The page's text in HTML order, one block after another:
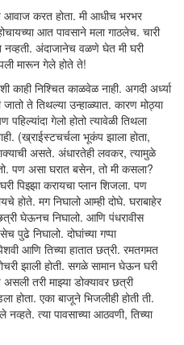
आवाज करत होता. मी आधीच भरभर
आत पावसाने मला गाठलेच. चारी
अंदाजानेच वळणे घेत मी घरी
मारून गेले होते ते!
काही निश्चित काळवेळ नाही. अगदी अर्ध्या
ते तिथल्या उन्हाळ्यात. कारण मोठ्या
गेलो होतो त्यावेळी तिथला
(ख्राईस्टचर्चला भूकंप झाला होता,
असते. अंधारतेही लवकर, त्यामुळे
पण असा घरात बसेन, तो मी कसला?
पिझ्झा करायचा प्लान शिजला. पण
होते. मग निघालो आम्ही दोघे. घराबाहेर
घेऊनच निघालो. आणि पंधरावीस
पुढे निघालो. दोघांच्या गप्पा
आणि तिच्या हातात छत्री. रमतगमत
झाली होती. सगळे सामान घेऊन घरी
तरी माझ्या डोक्यावर छत्री
होता. एका बाजूने भिजलीही होती ती.
त्या पावसाच्या आठवणी, तिच्या